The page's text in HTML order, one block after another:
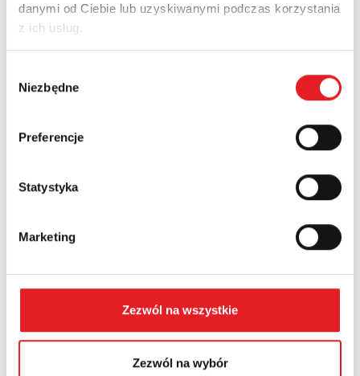
danymi od Ciebie lub uzyskiwanymi podczas korzystania
z ich usług.
zgody
Niezbędne
Preferencje
Statystyka
Marketing
Zezwól na wszystkie
Zezwól na wybór
Imię i nazwisko: *
Nazwa firmy:
Województwo:
Treść: *